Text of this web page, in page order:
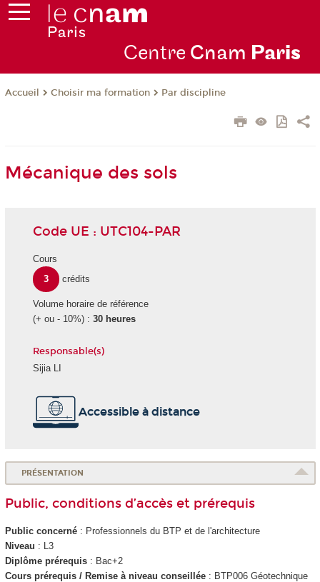
Centre Cnam Paris
Accueil Choisir ma formation Par discipline
Mécanique des sols
Code UE : UTC104-PAR
Cours
3
crédits
Volume horaire de référence
(+ ou - 10%) : 30 heures
Responsable(s)
Sijia LI
Accessible à distance
PRÉSENTATION
Public, conditions d’accès et prérequis
Public concerné: Professionnels du BTP et de l'architecture
Niveau : L3
Diplôme prérequis: Bac+2
Cours prérequis / Remise à niveau conseillée: BTP006 Géotechnique